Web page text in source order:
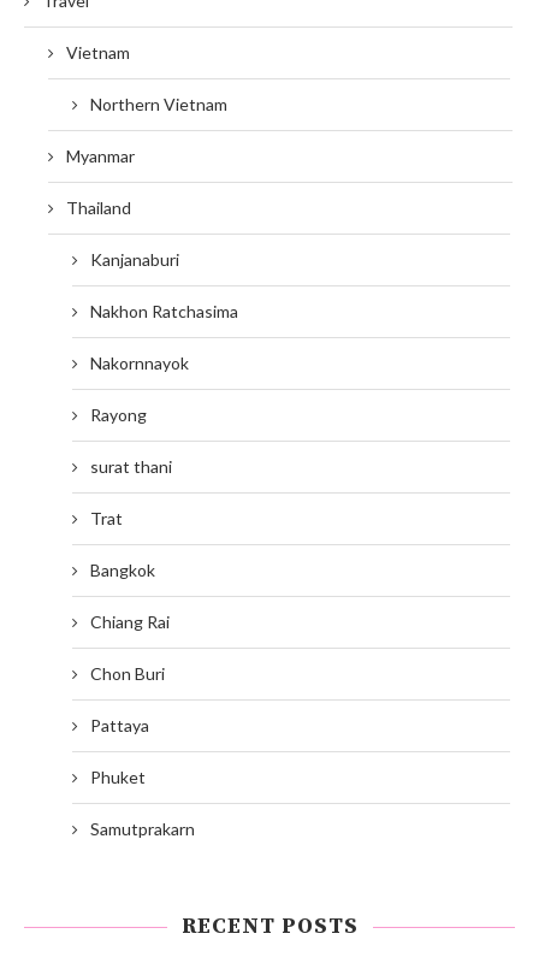
Vietnam
Northern Vietnam
Myanmar
Thailand
Kanjanaburi
Nakhon Ratchasima
Nakornnayok
Rayong
surat thani
Trat
Bangkok
Chiang Rai
Chon Buri
Pattaya
Phuket
Samutprakarn
RECENT POSTS